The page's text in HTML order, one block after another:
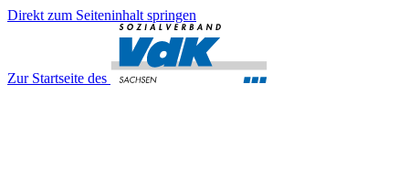
Direkt zum Seiteninhalt springen
Zur Startseite des